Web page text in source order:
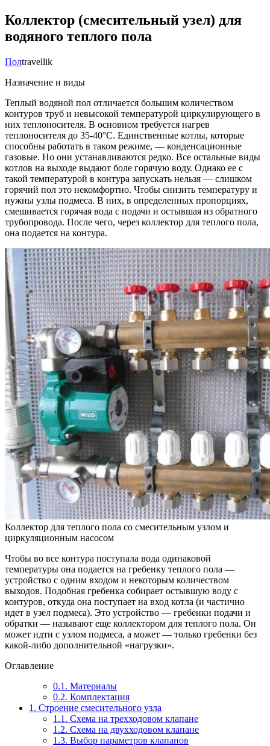
Коллектор (смесительный узел) для
водяного теплого пола
Полtravellik
Назначение и виды
Теплый водяной пол отличается большим количеством
контуров труб и невысокой температурой циркулирующего в
них теплоносителя. В основном требуется нагрев
теплоносителя до 35-40°C. Единственные котлы, которые
способны работать в таком режиме, — конденсационные
газовые. Но они устанавливаются редко. Все остальные виды
котлов на выходе выдают боле горячую воду. Однако ее с
такой температурой в контура запускать нельзя — слишком
горячий пол это некомфортно. Чтобы снизить температуру и
нужны узлы подмеса. В них, в определенных пропорциях,
смешивается горячая вода с подачи и остывшая из обратного
трубопровода. После чего, через коллектор для теплого пола,
она подается на контура.
Коллектор для теплого пола со смесительным узлом и
циркуляционным насосом
Чтобы во все контура поступала вода одинаковой
температуры она подается на гребенку теплого пола —
устройство с одним входом и некоторым количеством
выходов. Подобная гребенка собирает остывшую воду с
контуров, откуда она поступает на вход котла (и частично
идет в узел подмеса). Это устройство — гребенки подачи и
обратки — называют еще коллектором для теплого пола. Он
может идти с узлом подмеса, а может — только гребенки без
какой-либо дополнительной «нагрузки».
Оглавление
0.1. Материалы
0.2. Комплектация
1. Строение смесительного узла
1.1. Схема на трехходовом клапане
1.2. Схема на двухходовом клапане
1.3. Выбор параметров клапанов